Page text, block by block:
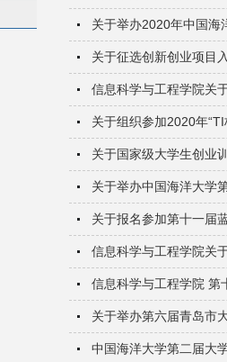
关于举办2020年中国海
关于征选创新创业项目
信息科学与工程学院关
关于组织参加2020年
关于国家级大学生创业
关于举办中国海洋大学
关于报名参加第十一届
信息科学与工程学院关
信息科学与工程学院 第
关于举办第六届青岛市
中国海洋大学第二届大